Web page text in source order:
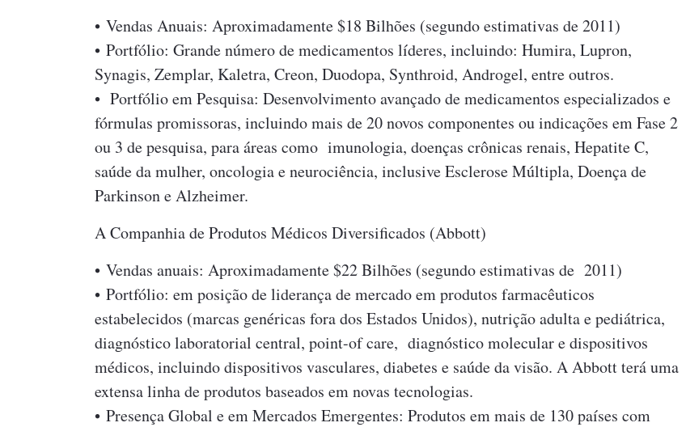
• Vendas Anuais: Aproximadamente $18 Bilhões (segundo estimativas de 2011)
• Portfólio: Grande número de medicamentos líderes, incluindo: Humira, Lupron,
Synagis, Zemplar, Kaletra, Creon, Duodopa, Synthroid, Androgel, entre outros.
• Portfólio em Pesquisa: Desenvolvimento avançado de medicamentos especializados e
fórmulas promissoras, incluindo mais de 20 novos componentes ou indicações em Fase 2
ou 3 de pesquisa, para áreas como imunologia, doenças crônicas renais, Hepatite C,
saúde da mulher, oncologia e neurociência, inclusive Esclerose Múltipla, Doença de
Parkinson e Alzheimer.
A Companhia de Produtos Médicos Diversificados (Abbott)
• Vendas anuais: Aproximadamente $22 Bilhões (segundo estimativas de 2011)
• Portfólio: em posição de liderança de mercado em produtos farmacêuticos
estabelecidos (marcas genéricas fora dos Estados Unidos), nutrição adulta e pediátrica,
diagnóstico laboratorial central, point-of care, diagnóstico molecular e dispositivos
médicos, incluindo dispositivos vasculares, diabetes e saúde da visão. A Abbott terá uma
extensa linha de produtos baseados em novas tecnologias.
• Presença Global e em Mercados Emergentes: Produtos em mais de 130 países com